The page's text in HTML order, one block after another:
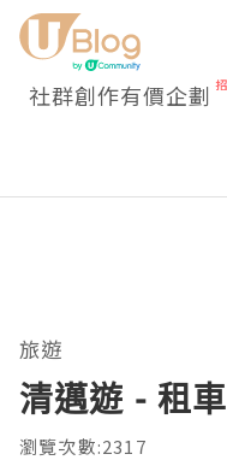
社群創作有價企劃
旅遊
清邁遊 - 租
瀏覽次數:2317